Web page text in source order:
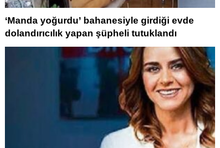
‘Manda yoğurdu’ bahanesiyle girdiği evde
dolandırıcılık yapan şüpheli tutuklandı